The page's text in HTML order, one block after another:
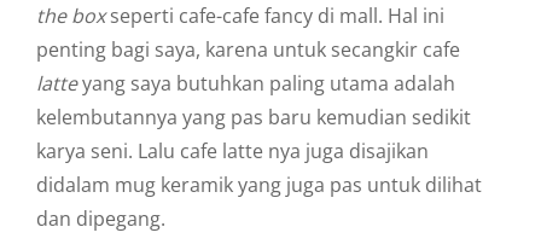
the boxseperti cafe-cafe fancy di mall. Hal ini
penting bagi saya, karena untuk secangkir cafe
latteyang saya butuhkan paling utama adalah
kelembutannya yang pas baru kemudian sedikit
karya seni. Lalu cafe latte nya juga disajikan
didalam mug keramik yang juga pas untuk dilihat
dan dipegang.